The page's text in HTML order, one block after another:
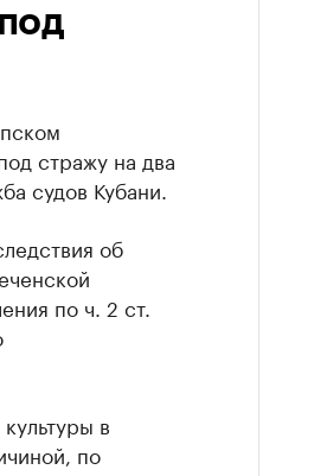
стражу на два
судов Кубани.
об
по ч. 2 ст.
в
по